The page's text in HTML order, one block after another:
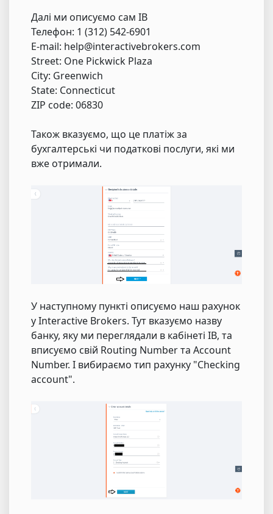
Далі ми описуємо сам IB
Телефон: 1 (312) 542-6901
E-mail: help@interactivebrokers.com
Street: One Pickwick Plaza
City: Greenwich
State: Connecticut
ZIP code: 06830
Також вказуємо, що це платіж за
бухгалтерські чи податкові послуги, які ми
вже отримали.
У наступному пункті описуємо наш рахунок
у Interactive Brokers. Тут вказуємо назву
банку, яку ми переглядали в кабінеті IB, та
вписуємо свій Routing Number та Account
Number. І вибираємо тип рахунку "Checking
account".